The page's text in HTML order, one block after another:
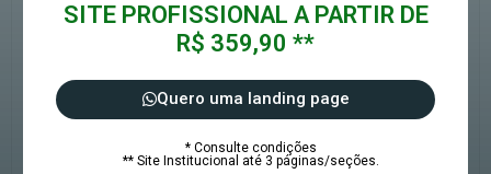
SITE PROFISSIONAL A PARTIR DE
R$ 359,90 **
Quero uma landing page
* Consulte condições
** Site Institucional até 3 páginas/seções.